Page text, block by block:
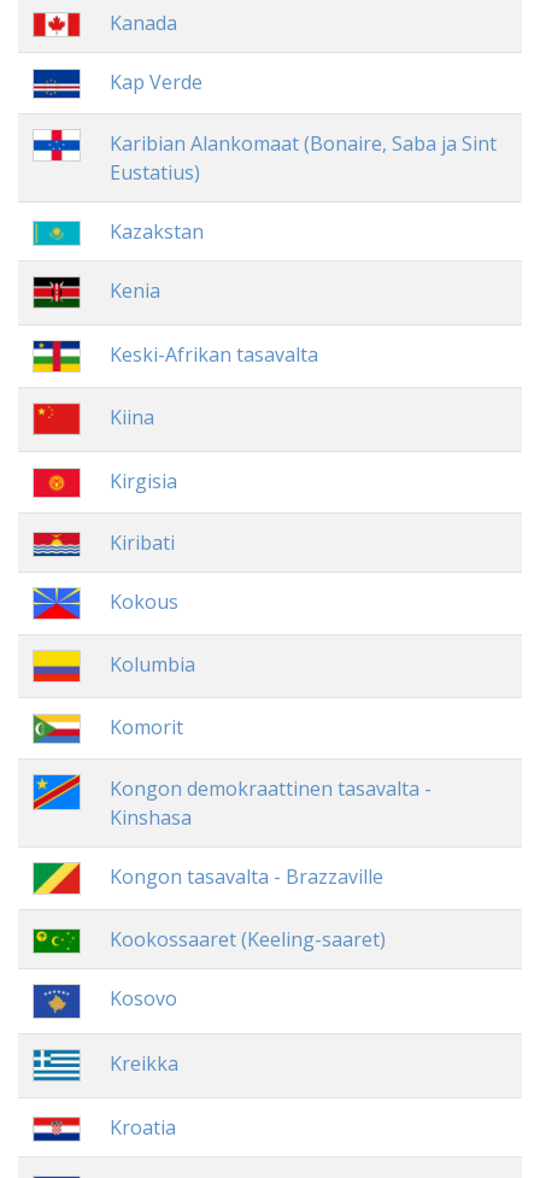
Kanada
Kap Verde
Karibian Alankomaat (Bonaire, Saba ja Sint
Eustatius)
Kazakstan
Kenia
Keski-Afrikan tasavalta
Kiina
Kirgisia
Kiribati
Kokous
Kolumbia
Komorit
Kongon demokraattinen tasavalta -
Kinshasa
Kongon tasavalta - Brazzaville
Kookossaaret (Keeling-saaret)
Kosovo
Kreikka
Kroatia